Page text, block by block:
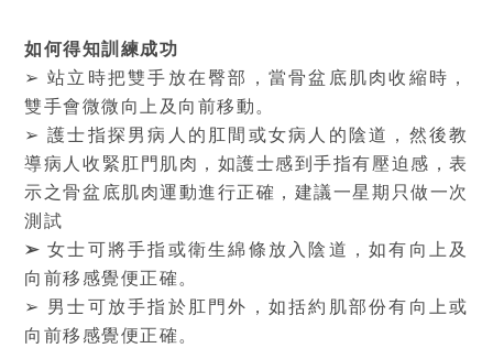
如何得知訓練成功
➢ 站立時把雙手放在臀部，當骨盆底肌肉收縮時，
雙手會微微向上及向前移動。
➢ 護士指探男病人的肛間或女病人的陰道，然後教
導病人收緊肛門肌肉，如護士感到手指有壓迫感，表
示之骨盆底肌肉運動進行正確，建議一星期只做一次
測試
➢ 女士可將手指或衛生綿條放入陰道，如有向上及
向前移感覺便正確。
➢ 男士可放手指於肛門外，如括約肌部份有向上或
向前移感覺便正確。